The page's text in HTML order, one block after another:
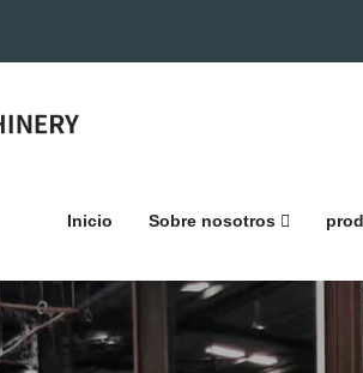
Inicio Sobre nosotros